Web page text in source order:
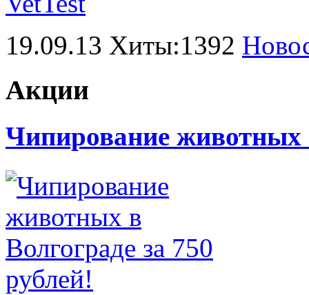
19.09.13 Хиты:1392
Акции
Чипирование животных